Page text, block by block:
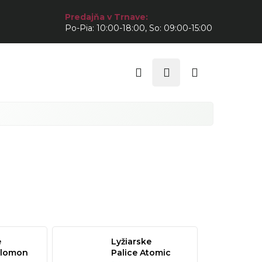
Predajňa v Trnave:
Po-Pia: 10:00-18:00, So: 09:00-15:00
Hľadať Prihlásenie
Lyžiarske
Palice Atomic